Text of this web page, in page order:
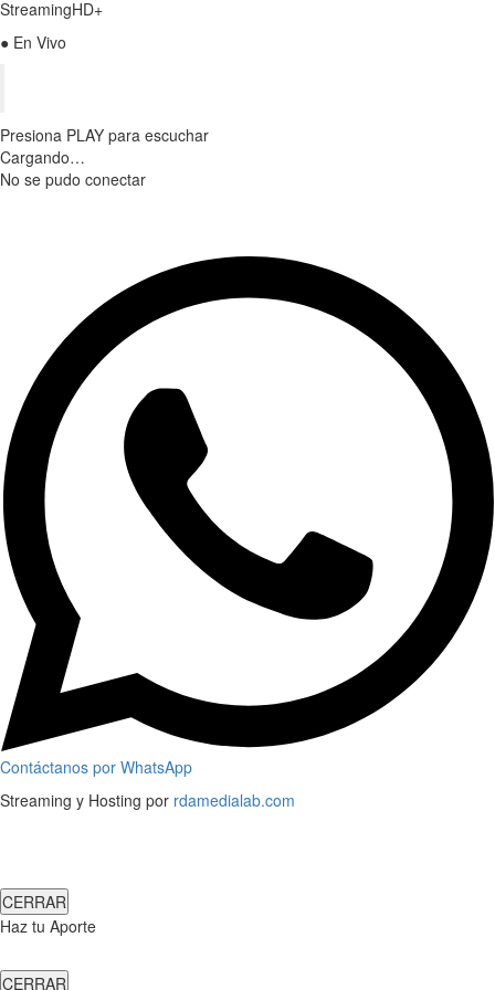
StreamingHD+
● En Vivo
Presiona PLAY para escuchar
Cargando…
No se pudo conectar
Contáctanos por WhatsApp
Streaming y Hosting por rdamedialab.com
CERRAR
Haz tu Aporte
CERRAR